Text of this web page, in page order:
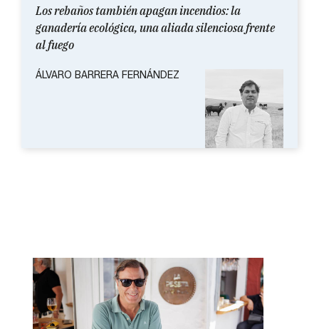
Los rebaños también apagan incendios: la
ganadería ecológica, una aliada silenciosa frente
al fuego
ÁLVARO BARRERA FERNÁNDEZ